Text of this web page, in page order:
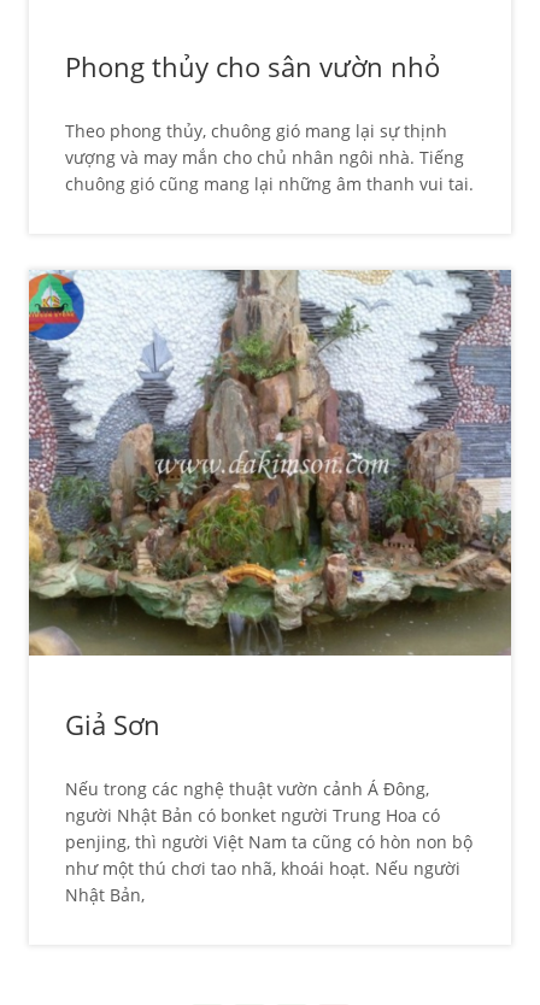
Phong thủy cho sân vườn nhỏ
Theo phong thủy, chuông gió mang lại sự thịnh
vượng và may mắn cho chủ nhân ngôi nhà. Tiếng
chuông gió cũng mang lại những âm thanh vui tai.
Giả Sơn
Nếu trong các nghệ thuật vườn cảnh Á Đông,
người Nhật Bản có bonket người Trung Hoa có
penjing, thì người Việt Nam ta cũng có hòn non bộ
như một thú chơi tao nhã, khoái hoạt. Nếu người
Nhật Bản,